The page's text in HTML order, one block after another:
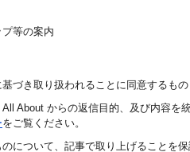
等の案内
づき取り扱われることに同意するもの
About からの返信目的、及び内容を
をご覧ください。
について、記事で取り上げることを